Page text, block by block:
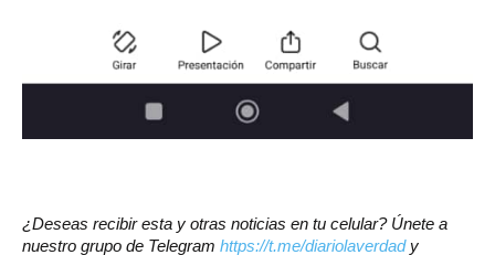
¿Deseas recibir esta y otras noticias en tu celular? Únete a
nuestro grupo de Telegram https://t.me/diariolaverdady